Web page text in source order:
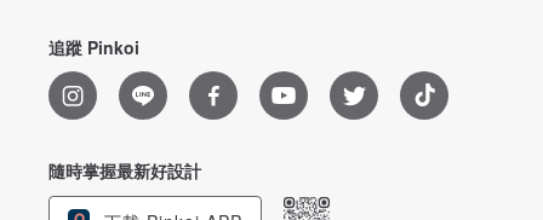
追蹤 Pinkoi
隨時掌握最新好設計